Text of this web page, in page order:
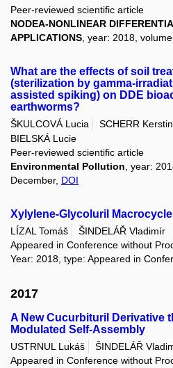
Peer-reviewed scientific article
NODEA-NONLINEAR
APPLICATIONS , year: 2018,
What are the effects of soil
(sterilization by gamma-
assisted spiking) on DDE
earthworms?
ŠKULCOVÁ Lucia SCHERR Kerstin
BIELSKÁ Lucie
Peer-reviewed scientific article
Environmental Pollution , year:
December, DOI
Xylylene-Glycoluril
LÍZAL Tomáš
ŠINDELÁŘ Vladimír
Appeared in Conference without
Year: 2018, type: Appeared in
2017
A New Cucurbituril Derivative
Modulated Self-Assembly
USTRNUL Lukáš
ŠINDELÁŘ
Appeared in Conference without